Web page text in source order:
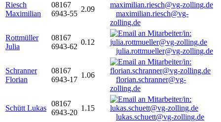
Riesch
Maximilian
08167
6943-55
2.09
maximilian.riesch@vg-
zolling.de
Rottmüller
Julia
08167
6943-62
0.12
julia.rottmueller@vg-zolling.de
Schranner
Florian
08167
6943-17
1.06
florian.schranner@vg-
zolling.de
Schütt Lukas
08167
6943-20
1.15
lukas.schuett@vg-zolling.de